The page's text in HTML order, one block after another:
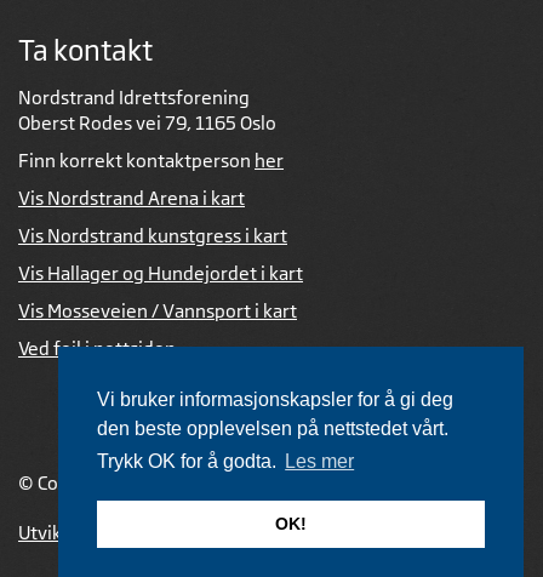
Vi bruker informasjonskapsler for å gi deg
den beste opplevelsen på nettstedet vårt.
Trykk OK for å godta.
Les mer
OK!
Ta kontakt
Nordstrand Idrettsforening
Oberst Rodes vei 79, 1165 Oslo
Finn korrekt kontaktperson her
Vis Nordstrand Arena i kart
Vis Nordstrand kunstgress i kart
Vis Hallager og Hundejordet i kart
Vis Mosseveien / Vannsport i kart
Ved feil i nettsiden
© Copyright 2026 |
Utviklet av Netlab publiseres med eRedaktør